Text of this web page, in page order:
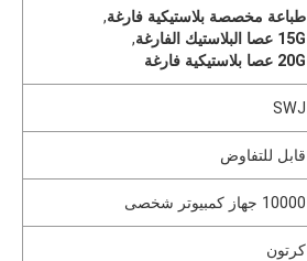
طباعة مخصصة بلاستيكية فارغة,
15G عصا البلاستيك الفارغة
,
20G عصا بلاستيكية فارغة
SWJ
قابل للتفاوض
10000 جهاز كمبيوتر شخصى
كرتون